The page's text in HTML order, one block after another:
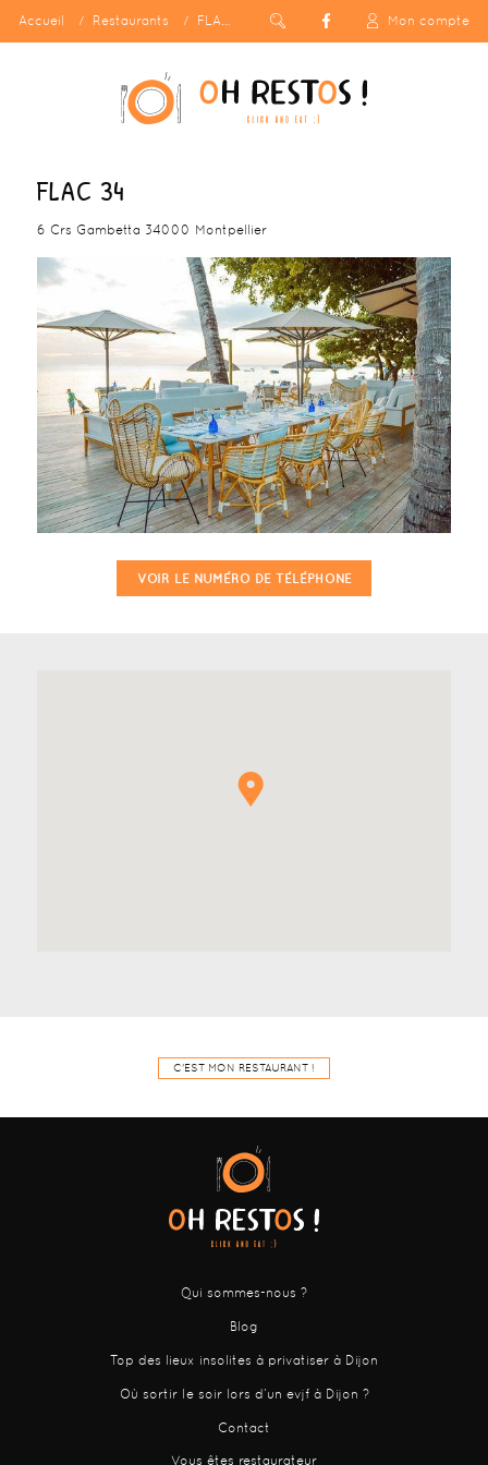
Accueil Restaurants FLAC 34 Mon compte
FLAC 34
6 Crs Gambetta 34000 Montpellier
VOIR LE NUMÉRO DE TÉLÉPHONE
C'EST MON RESTAURANT !
Qui sommes-nous ?
Blog
Top des lieux insolites à privatiser à Dijon
Où sortir le soir lors d’un evjf à Dijon ?
Contact
Vous êtes restaurateur